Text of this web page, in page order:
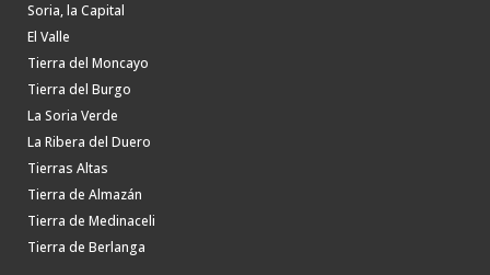
Soria, la Capital
El Valle
Tierra del Moncayo
Tierra del Burgo
La Soria Verde
La Ribera del Duero
Tierras Altas
Tierra de Almazán
Tierra de Medinaceli
Tierra de Berlanga